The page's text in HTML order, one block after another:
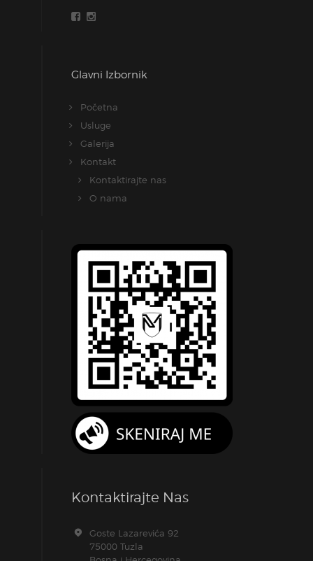
Glavni Izbornik
Početna
Usluge
Galerija
Kontakt
Kontaktirajte nas
O nama
Kontaktirajte Nas
Goste Lazarevića 92
75000 Tuzla